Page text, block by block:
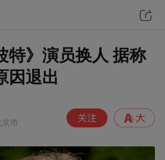
特》演员换人 据称
因退出
京市